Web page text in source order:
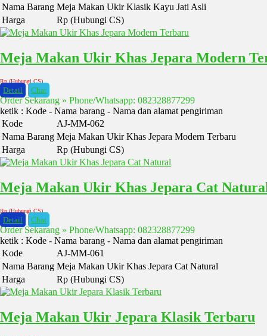
Nama Barang Meja Makan Ukir Klasik Kayu Jati Asli
Harga
Rp (Hubungi CS)
Meja Makan Ukir Khas Jepara Modern
Rp (Hubungi CS)
Detail Chat
Order Sekarang » Phone/Whatsapp: 082328877299
ketik : Kode - Nama barang - Nama dan alamat pengiriman
Kode
AJ-MM-062
Nama Barang Meja Makan Ukir Khas Jepara Modern Terbaru
Harga
Rp (Hubungi CS)
Meja Makan Ukir Khas Jepara Cat
Rp (Hubungi CS)
Detail Chat
Order Sekarang » Phone/Whatsapp: 082328877299
ketik : Kode - Nama barang - Nama dan alamat pengiriman
Kode
AJ-MM-061
Nama Barang Meja Makan Ukir Khas Jepara Cat Natural
Harga
Rp (Hubungi CS)
Meja Makan Ukir Jepara Klasik Terbaru